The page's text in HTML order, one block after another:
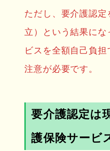
ただし、要介護認
立）という結果に
ビスを全額自己負担
注意が必要です。
要介護認定は
護保険サービ